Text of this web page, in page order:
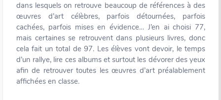
dans lesquels on retrouve beaucoup de références à des
œuvres d’art célèbres, parfois détournées, parfois
cachées, parfois mises en évidence… J’en ai choisi 77,
mais certaines se retrouvent dans plusieurs livres, donc
cela fait un total de 97. Les élèves vont devoir, le temps
d’un rallye, lire ces albums et surtout les dévorer des yeux
afin de retrouver toutes les œuvres d’art préalablement
affichées en classe.